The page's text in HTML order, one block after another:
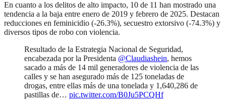
En cuanto a los delitos de alto impacto, 10 de 11 han mostrado una
tendencia a la baja entre enero de 2019 y febrero de 2025. Destacan
reducciones en feminicidio (-26.3%), secuestro extorsivo (-74.3%) y
diversos tipos de robo con violencia.
Resultado de la Estrategia Nacional de Seguridad,
encabezada por la Presidenta @Claudiashein, hemos
sacado a más de 14 mil generadores de violencia de las
calles y se han asegurado más de 125 toneladas de
drogas, entre ellas más de una tonelada y 1,640,286 de
pastillas de… pic.twitter.com/B0Ju5PCQHf